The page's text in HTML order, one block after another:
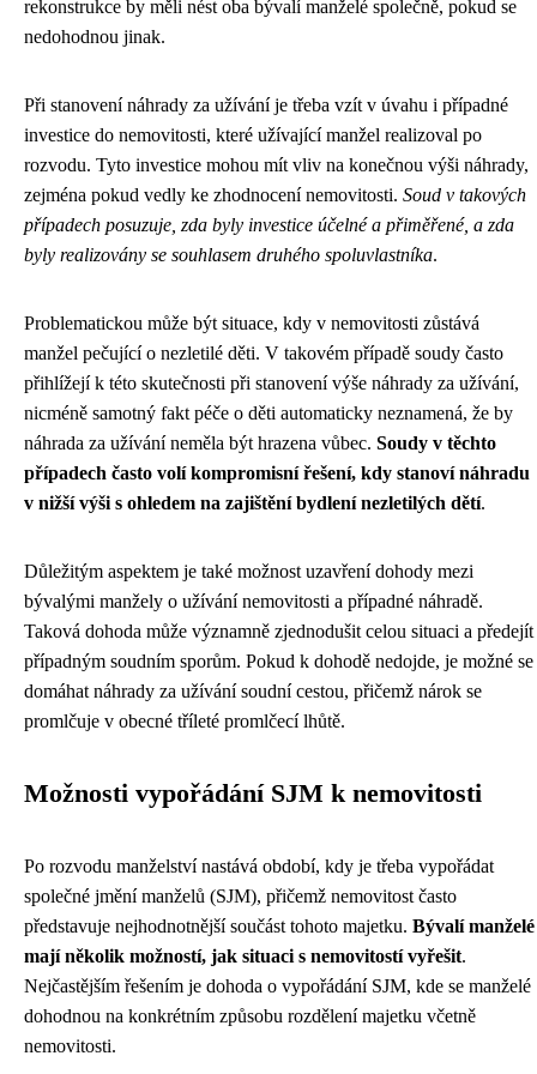
rekonstrukce by měli nést oba bývalí manželé společně, pokud se
nedohodnou jinak.
Při stanovení náhrady za užívání je třeba vzít v úvahu i případné
investice do nemovitosti, které užívající manžel realizoval po
rozvodu. Tyto investice mohou mít vliv na konečnou výši náhrady,
zejména pokud vedly ke zhodnocení nemovitosti. Soud v takových
případech posuzuje, zda byly investice účelné a přiměřené, a zda
byly realizovány se souhlasem druhého spoluvlastníka.
Problematickou může být situace, kdy v nemovitosti zůstává
manžel pečující o nezletilé děti. V takovém případě soudy často
přihlížejí k této skutečnosti při stanovení výše náhrady za užívání,
nicméně samotný fakt péče o děti automaticky neznamená, že by
náhrada za užívání neměla být hrazena vůbec. Soudy v těchto
případech často volí kompromisní řešení, kdy stanoví náhradu
v nižší výši s ohledem na zajištění bydlení nezletilých dětí.
Důležitým aspektem je také možnost uzavření dohody mezi
bývalými manžely o užívání nemovitosti a případné náhradě.
Taková dohoda může významně zjednodušit celou situaci a předejít
případným soudním sporům. Pokud k dohodě nedojde, je možné se
domáhat náhrady za užívání soudní cestou, přičemž nárok se
promlčuje v obecné tříleté promlčecí lhůtě.
Možnosti vypořádání SJM k nemovitosti
Po rozvodu manželství nastává období, kdy je třeba vypořádat
společné jmění manželů (SJM), přičemž nemovitost často
představuje nejhodnotnější součást tohoto majetku. Bývalí manželé
mají několik možností, jak situaci s nemovitostí vyřešit.
Nejčastějším řešením je dohoda o vypořádání SJM, kde se manželé
dohodnou na konkrétním způsobu rozdělení majetku včetně
nemovitosti.